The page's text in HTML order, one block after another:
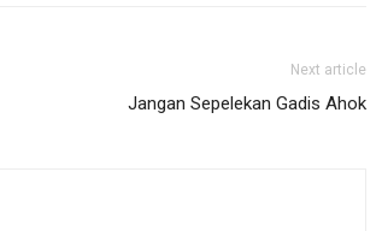
Next article
Jangan Sepelekan Gadis Ahok